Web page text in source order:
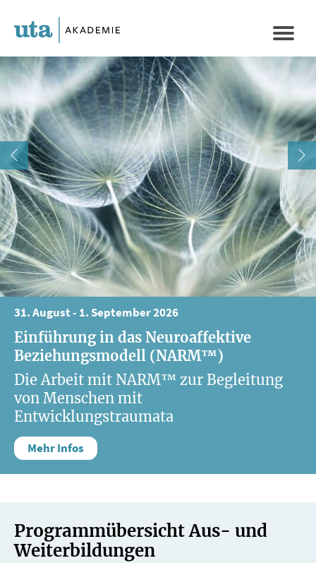
zum
31. August - 1. September 2026
Einführung in das Neuroaffektive
Beziehungsmodell (NARM™)
Die Arbeit mit NARM™ zur Begleitung
von Menschen mit
Entwicklungstraumata
Mehr Infos
Programmübersicht Aus- und
Weiterbildungen